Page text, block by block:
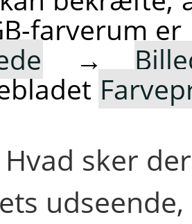
farverum
→
Hvad sker